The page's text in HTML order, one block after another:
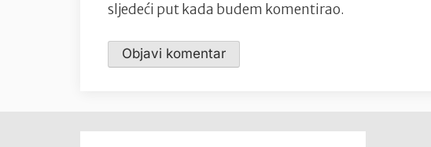
sljedeći put kada budem komentirao.